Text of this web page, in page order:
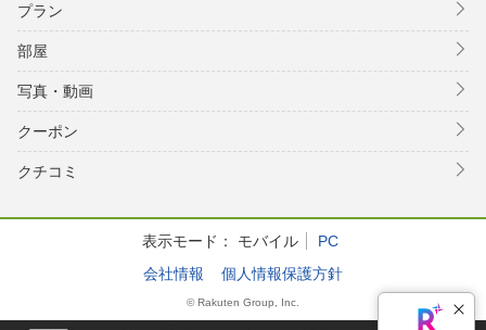
プラン
部屋
写真・動画
クーポン
クチコミ
表示モード： モバイル
PC
会社情報
個人情報保護方針
© Rakuten Group, Inc.